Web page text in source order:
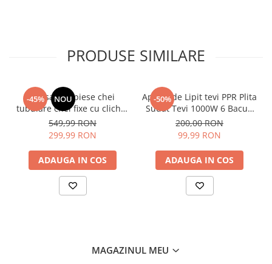
PRODUSE SIMILARE
-45% NOU
Trusa 216 piese chei
tubulare chei fixe cu clichet
si adaptor
549,99 RON
299,99 RON
ADAUGA IN COS
-50%
Aparat de Lipit tevi PPR Plita
Sudat Tevi 1000W 6 Bacuri
CMP0702
200,00 RON
99,99 RON
ADAUGA IN COS
MAGAZINUL MEU